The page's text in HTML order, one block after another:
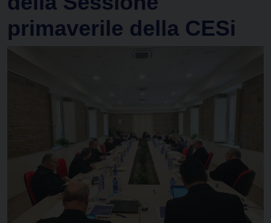
primaverile della CESi